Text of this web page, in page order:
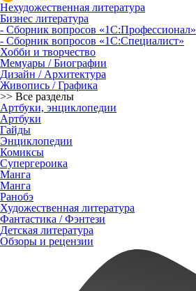
Нехудожественная литература
Бизнес литература
- Сборник вопросов «1С:Профессионал»
- Сборник вопросов «1С:Специалист»
Хобби и творчество
Мемуары / Биографии
Дизайн / Архитектура
Живопись / Графика
>> Все разделы
Артбуки, энциклопедии
Артбуки
Гайды
Энциклопедии
Комиксы
Супергероика
Манга
Манга
Ранобэ
Художественная литература
Фантастика / Фэнтези
Детская литература
Обзоры и рецензии